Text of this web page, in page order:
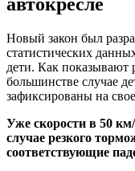
Новый закон был
статистических
дети. Как показывают
большинстве случае
зафиксированы на
Уже скорости в 50
случае резкого
соответствующие